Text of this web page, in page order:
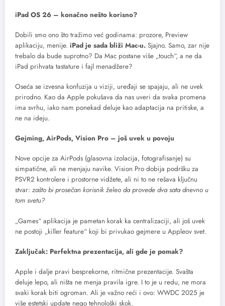
iPad OS 26 – konačno nešto korisno?
Dobili smo ono što tražimo već godinama: prozore, Preview
aplikaciju, menije. iPad je sada bliži Mac-u. Sjajno. Samo, zar nije
trebalo da bude suprotno? Da Mac postane više „touch“, a ne da
iPad prihvata tastature i fajl menadžere?
Oseća se izvesna konfuzija u viziji, uređaji se spajaju, ali ne uvek
prirodno. Kao da Apple pokušava da nas uveri da svaka promena
ima svrhu, iako nam ponekad deluje kao adaptacija na pritiske, a
ne na ideju.
Gejming, AirPods, Vision Pro – još uvek u povoju
Nove opcije za AirPods (glasovna izolacija, fotografisanje) su
simpatične, ali ne menjaju navike. Vision Pro dobija podršku za
PSVR2 kontrolere i prostorne vidžete, ali ni to ne rešava ključnu
stvar: zašto bi prosečan korisnik želeo da provede dva sata dnevno u
tom svetu?
„Games“ aplikacija je pametan korak ka centralizaciji, ali još uvek
ne postoji „killer feature“ koji bi privukao gejmere u Appleov svet.
Zaključak: Perfektna prezentacija, ali gde je pomak?
Apple i dalje pravi besprekorne, ritmične prezentacije. Svašta
deluje lepo, ali ništa ne menja pravila igre. I to je u redu, ne mora
svaki korak biti ogroman. Ali je važno reći i ovo: WWDC 2025 je
više estetski update nego tehnološki skok.